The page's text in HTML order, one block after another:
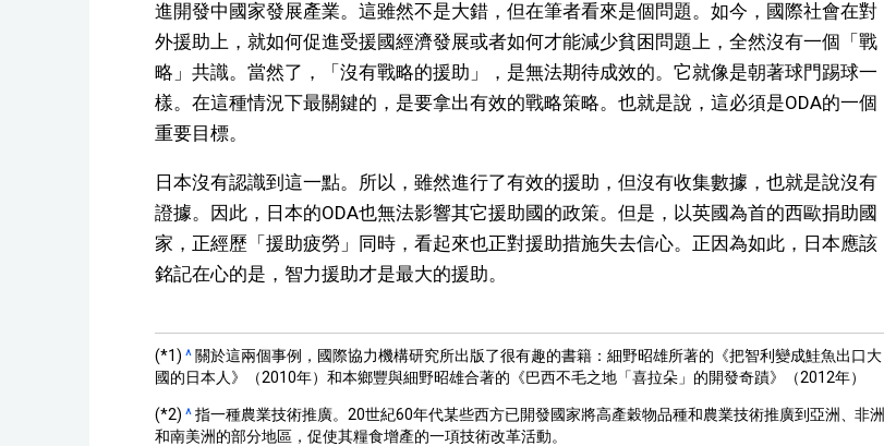
進開發中國家發展產業。這雖然不是大錯，但在筆者看來是個問題。如今，國際社會在對
外援助上，就如何促進受援國經濟發展或者如何才能減少貧困問題上，全然沒有一個「戰
略」共識。當然了，「沒有戰略的援助」，是無法期待成效的。它就像是朝著球門踢球一
樣。在這種情況下最關鍵的，是要拿出有效的戰略策略。也就是說，這必須是ODA的一個
重要目標。
日本沒有認識到這一點。所以，雖然進行了有效的援助，但沒有收集數據，也就是說沒有
證據。因此，日本的ODA也無法影響其它援助國的政策。但是，以英國為首的西歐捐助國
家，正經歷「援助疲勞」同時，看起來也正對援助措施失去信心。正因為如此，日本應該
銘記在心的是，智力援助才是最大的援助。
(*1) ^關於這兩個事例，國際協力機構研究所出版了很有趣的書籍：細野昭雄所著的《把智利變成鮭魚出口大
國的日本人》（2010年）和本鄉豐與細野昭雄合著的《巴西不毛之地「喜拉朵」的開發奇蹟》（2012年）
(*2) ^指一種農業技術推廣。20世紀60年代某些西方已開發國家將高產穀物品種和農業技術推廣到亞洲、非洲
和南美洲的部分地區，促使其糧食增產的一項技術改革活動。